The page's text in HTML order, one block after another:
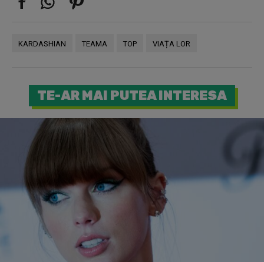
KARDASHIAN TEAMA TOP VIAȚA LOR
TE-AR MAI PUTEA INTERESA